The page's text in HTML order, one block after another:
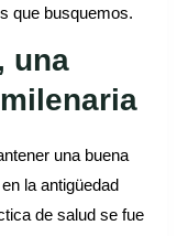
que busquemos.
una
una buena
la antigüedad
de salud se fue